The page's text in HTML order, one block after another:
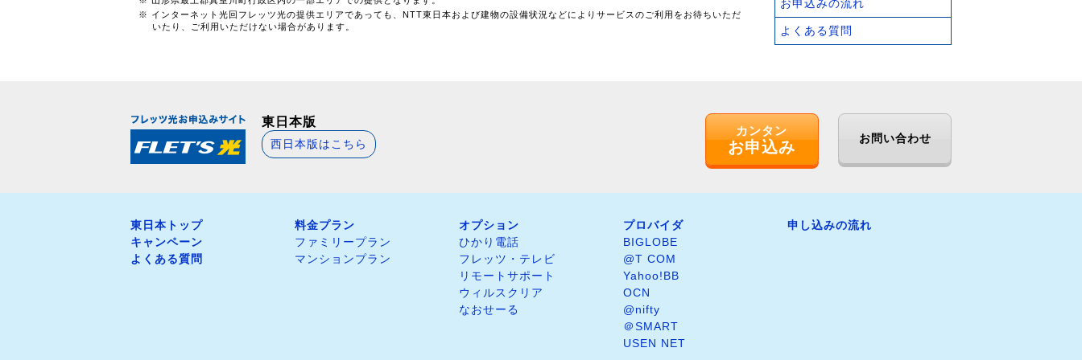
※ インターネット光回フレッツ光の提供エリアであっても、NTT東日本および建物の設備状況などによりサービスのご利用をお待ちいただ
いたり、ご利用いただけない場合があります。
お申込みの流れ
よくある質問
東日本版
西日本版はこちら
カンタン
お申込み お問い合わせ
東日本トップ
キャンペーン
よくある質問
料金プラン
ファミリープラン
マンションプラン
オプション
ひかり電話
フレッツ・テレビ
リモートサポート
ウィルスクリア
なおせーる
プロバイダ
BIGLOBE
@T COM
Yahoo!BB
OCN
@nifty
＠SMART
USEN NET
申し込みの流れ